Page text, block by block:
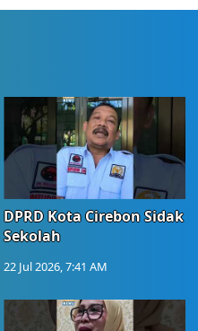
DPRD Kota Cirebon Sidak
Sekolah
22 Jul 2026, 7:41 AM